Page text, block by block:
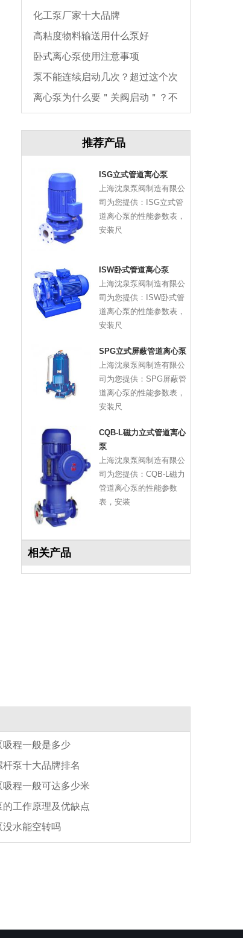
化工泵厂家十大品牌
高粘度物料输送用什么泵好
卧式离心泵使用注意事项
泵不能连续启动几次？超过这个次
数，电机必坏
离心泵为什么要＂关阀启动＂？不
推荐产品
ISG立式管道离心泵
上海沈泉泵阀制造有限公
司为您提供：ISG立式管
道离心泵的性能参数表，
安装尺
ISW卧式管道离心泵
上海沈泉泵阀制造有限公
司为您提供：ISW卧式管
道离心泵的性能参数表，
安装尺
SPG立式屏蔽管道离心泵
上海沈泉泵阀制造有限公
司为您提供：SPG屏蔽管
道离心泵的性能参数表，
安装尺
CQB-L磁力立式管道离心
泵
上海沈泉泵阀制造有限公
司为您提供：CQB-L磁力
管道离心泵的性能参数
表，安装
相关产品
吸程一般是多少
杆泵十大品牌排名
吸程一般可达多少米
的工作原理及优缺点​
没水能空转吗